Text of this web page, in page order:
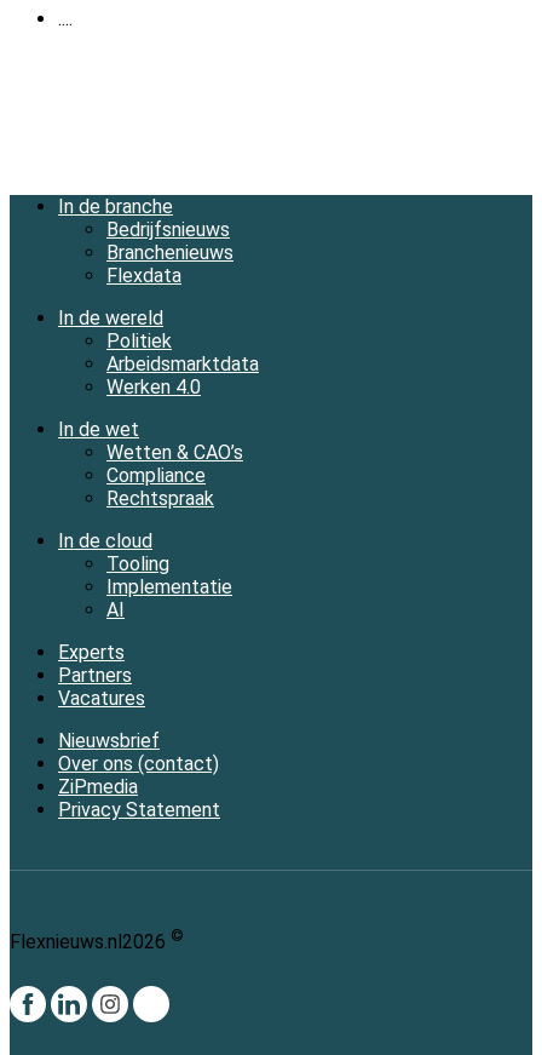
....
In de branche
Bedrijfsnieuws
Branchenieuws
Flexdata
In de wereld
Politiek
Arbeidsmarktdata
Werken 4.0
In de wet
Wetten & CAO’s
Compliance
Rechtspraak
In de cloud
Tooling
Implementatie
AI
Experts
Partners
Vacatures
Nieuwsbrief
Over ons (contact)
ZiPmedia
Privacy Statement
Flexnieuws.nl2026 ©